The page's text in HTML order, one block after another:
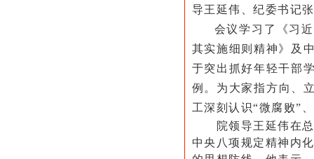
导王延伟、纪委书记
会议学习了
《习
其实施细则精神》及
于突出抓好年轻干部
例。为大家指方向、
工深刻认识“微腐败”
院领导王延伟在
中央八项规定精神内